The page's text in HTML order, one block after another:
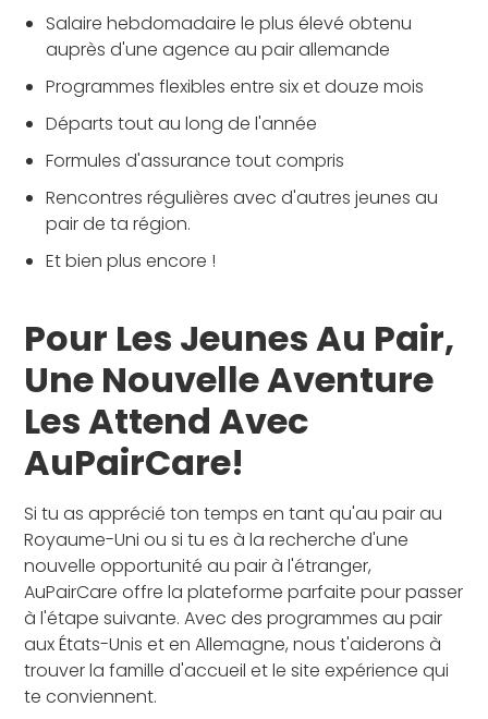
Salaire hebdomadaire le plus élevé obtenu
auprès d'une agence au pair allemande
Programmes flexibles entre six et douze mois
Départs tout au long de l'année
Formules d'assurance tout compris
Rencontres régulières avec d'autres jeunes au
pair de ta région.
Et bien plus encore !
Pour Les Jeunes Au Pair,
Une Nouvelle Aventure
Les Attend Avec
AuPairCare!
Si tu as apprécié ton temps en tant qu'au pair au
Royaume-Uni ou si tu es à la recherche d'une
nouvelle opportunité au pair à l'étranger,
AuPairCare offre la plateforme parfaite pour passer
à l'étape suivante. Avec des programmes au pair
aux États-Unis et en Allemagne, nous t'aiderons à
trouver la famille d'accueil et le site expérience qui
te conviennent.